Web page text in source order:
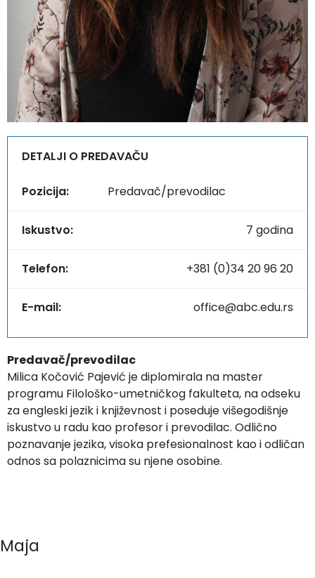
DETALJI O PREDAVAČU
Pozicija: Predavač/prevodilac
Iskustvo: 7 godina
Telefon: +381 (0)34 20 96 20
E-mail: office@abc.edu.rs
Predavač/prevodilac
Milica Kočović Pajević je diplomirala na master
programu Filološko-umetničkog fakulteta, na odseku
za engleski jezik i književnost i poseduje višegodišnje
iskustvo u radu kao profesor i prevodilac. Odlično
poznavanje jezika, visoka prefesionalnost kao i odličan
odnos sa polaznicima su njene osobine.
Maja